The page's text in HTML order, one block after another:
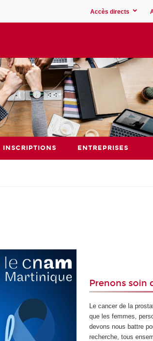
Accès directs
INSCRIPTIONS ENTREPRISES
Prenons soin
Le cancer de la
que les femmes,
devons nous battre
recherche, tous